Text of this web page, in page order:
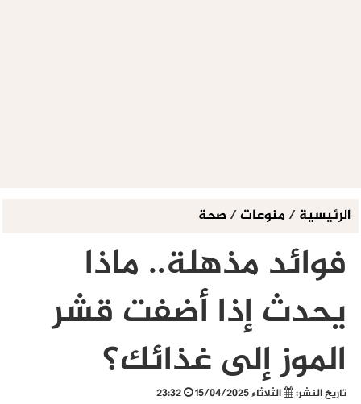
الرئيسية/ منوعات/صحة
فوائد مذهلة.. ماذا
يحدث إذا أضفت قشر
الموز إلى غذائك؟
تاريخ النشر: الثلاثاء 15/04/2025